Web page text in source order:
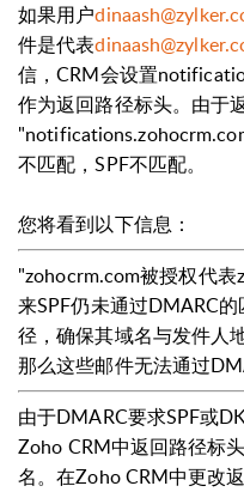
如果用户
件是代表
信，CRM会设置
作为返回路径标头。由于
不匹配，SPF不匹配。
您将看到以下信息：
"zohocrm.com被授权代
来SPF仍未通过DMARC
径，确保其域名与发件人
那么这些邮件无法通过
由于DMARC要求SPF或
Zoho CRM中返回路径标
名。在Zoho CRM中更改